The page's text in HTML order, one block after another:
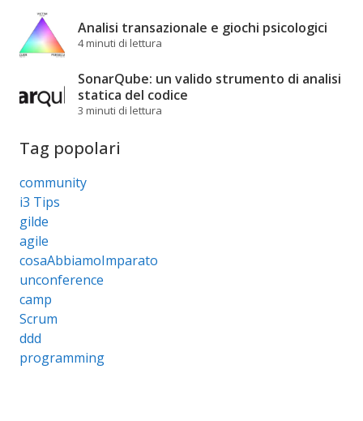
Analisi transazionale e giochi psicologici
4 minuti di lettura
SonarQube: un valido strumento di analisi
statica del codice
3 minuti di lettura
Tag popolari
community
i3 Tips
gilde
agile
cosaAbbiamoImparato
unconference
camp
Scrum
ddd
programming